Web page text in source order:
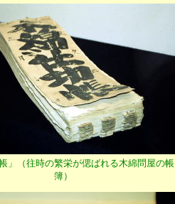
」（往時の繁栄が偲ばれる木綿問屋の帳
簿）